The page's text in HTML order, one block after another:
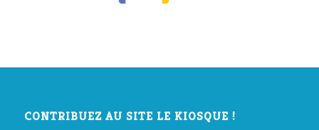
CONTRIBUEZ AU SITE LE KIOSQUE !